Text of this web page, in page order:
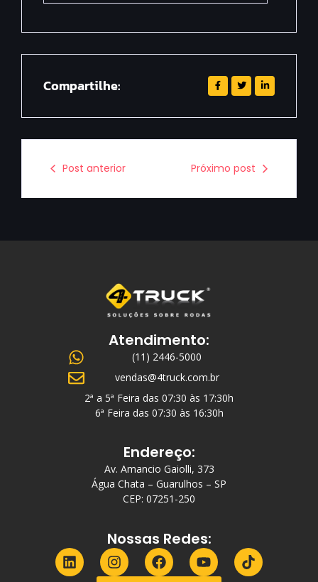
Compartilhe:
Post anterior Próximo post
Atendimento:
(11) 2446-5000
vendas@4truck.com.br
2ª a 5ª Feira das 07:30 às 17:30h
6ª Feira das 07:30 às 16:30h
Endereço:
Av. Amancio Gaiolli, 373
Água Chata – Guarulhos – SP
CEP: 07251-250
Nossas Redes: